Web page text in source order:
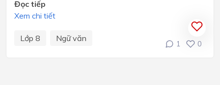
Đọc tiếp
Xem chi tiết
Lớp 8 Ngữ văn
1 0